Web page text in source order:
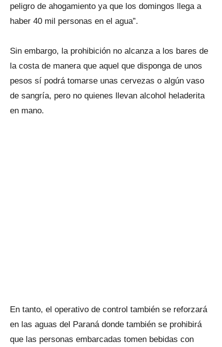
peligro de ahogamiento ya que los domingos llega a
haber 40 mil personas en el agua”.
Sin embargo, la prohibición no alcanza a los bares de
la costa de manera que aquel que disponga de unos
pesos sí podrá tomarse unas cervezas o algún vaso
de sangría, pero no quienes llevan alcohol heladerita
en mano.
En tanto, el operativo de control también se reforzará
en las aguas del Paraná donde también se prohibirá
que las personas embarcadas tomen bebidas con